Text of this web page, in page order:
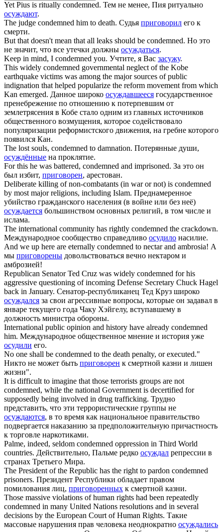
Yet Pius is ritually condemned. Тем не менее, Пия ритуально
осуждают.
The judge condemned him to death. Судья приговорил его к
смерти.
But that doesn't mean that all leaks should be condemned. Но это
не значит, что все утечки должны осуждаться.
Keep in mind, I condemned you. Учтите, я Вас засужу.
This widely condemned governmental neglect of the Kobe
earthquake victims was among the major sources of public
indignation that helped popularize the reform movement from which
Kan emerged. Данное широко осуждавшееся государственное
пренебрежение по отношению к потерпевшим от
землетрясения в Кобе стало одним из главных источников
общественного возмущения, которое содействовало
популяризации реформистского движения, на гребне которого
появился Кан.
The lost souls, condemned to damnation. Потерянные души,
осуждённые на проклятие.
For this he was battered, condemned and imprisoned. За это он
был избит, приговорен, арестован.
Deliberate killing of non-combatants (in war or not) is condemned
by most major religions, including Islam. Преднамеренное
убийство гражданского населения (в войне или без неё)
осуждается большинством основных религий, в том числе и
ислама.
The international community has rightly condemned the crackdown.
Международное сообщество справедливо осудило насилие.
And we up here are eternally condemned to nectar and ambrosia! А
мы приговорены довольствоваться вечно нектаром и
амброзией!
Republican Senator Ted Cruz was widely condemned for his
aggressive questioning of incoming Defense Secretary Chuck Hagel
back in January. Сенатор-республиканец Тед Круз широко
осуждался за свои агрессивные вопросы, которые он задавал в
январе текущего года Чаку Хэйгелу, вступавшему в
должность министра обороны.
International public opinion and history have already condemned
him. Международное общественное мнение и история уже
осудили его.
No one shall be condemned to the death penalty, or executed."
Никто не может быть приговорен к смертной казни и лишен
жизни".
It is difficult to imagine that those terrorists groups are not
condemned, while the national Government is decertified for
supposedly being involved in drug trafficking. Трудно
представить, что эти террористические группы не
осуждаются, в то время как национальное правительство
подвергается наказанию за предположительную причастность
к торговле наркотиками.
Palme, indeed, seldom condemned oppression in Third World
countries. Действительно, Пальме редко осуждал репрессии в
странах Третьего Мира.
The President of the Republic has the right to pardon condemned
prisoners. Президент Республики обладает правом
помилования лиц, приговоренных к смертной казни.
Those massive violations of human rights had been repeatedly
condemned in many United Nations resolutions and in several
decisions by the European Court of Human Rights. Такие
массовые нарушения прав человека неоднократно осуждались